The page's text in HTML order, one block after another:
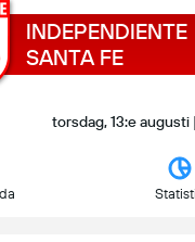
INDEPENDIENTE
SANTA FE
torsdag, 13:e